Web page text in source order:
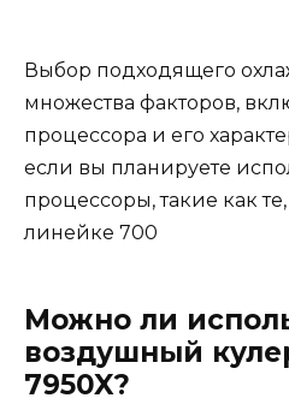
Выбор подходящего
множества факторов,
процессора и его
если вы планируете
процессоры, такие как
линейке 700
Можно ли
воздушный
7950X?